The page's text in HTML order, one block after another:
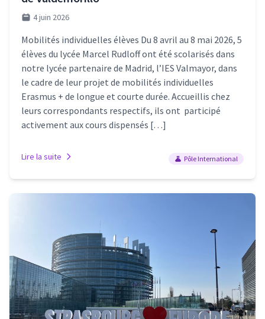
4 juin 2026
Mobilités individuelles élèves Du 8 avril au 8 mai 2026, 5
élèves du lycée Marcel Rudloff ont été scolarisés dans
notre lycée partenaire de Madrid, l’IES Valmayor, dans
le cadre de leur projet de mobilités individuelles
Erasmus + de longue et courte durée. Accueillis chez
leurs correspondants respectifs, ils ont participé
activement aux cours dispensés […]
Lire la suite Pôle International